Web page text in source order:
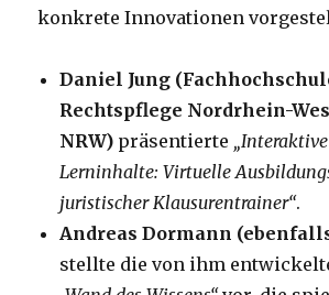
konkrete Innovationen
Daniel Jung
Rechtspflege Nordrhein-
NRW) präsentierte
Lerninhalte: Virtuelle
juristischer Klausurentrainer“.
Andreas Dormann
stellte die von ihm